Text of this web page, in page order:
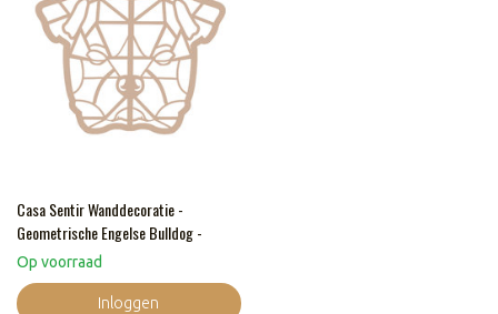
Casa Sentir Wanddecoratie -
Geometrische Engelse Bulldog -
Naturel
Op voorraad
Inloggen